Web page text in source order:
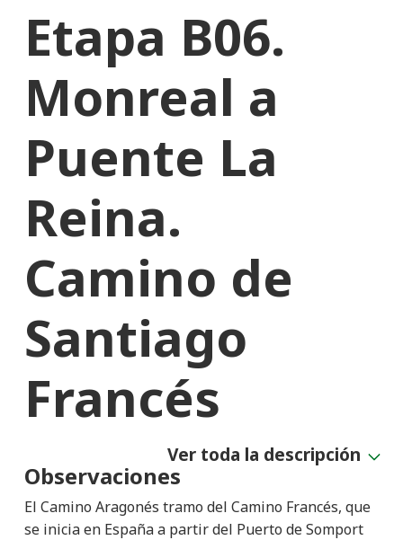
Etapa B06.
Monreal a
Puente La
Reina.
Camino de
Santiago
Francés
Observaciones
El Camino Aragonés tramo del Camino Francés, que
se inicia en España a partir del Puerto de Somport
Ver toda la descripción